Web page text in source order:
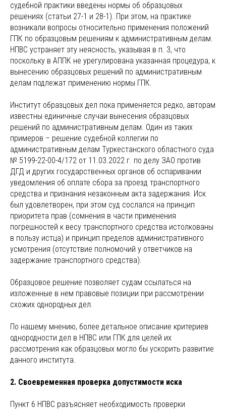
судебной практики введены нормы об образцовых
решениях (статьи 27-1 и 28-1). При этом, на практике
возникали вопросы относительно применения положений
ГПК по образцовым решениям к административным делам.
НПВС устраняет эту неясность, указывая в п. 3, что
поскольку в АППК не урегулирована указанная процедура, к
вынесению образцовых решений по административным
делам подлежат применению нормы ГПК.
Институт образцовых дел пока применяется редко, авторам
известны единичные случаи вынесения образцовых
решений по административным делам. Один из таких
примеров – решение судебной коллегии по
административным делам Туркестанского областного суда
№ 5199-22-00-4/172 от 11.03.2022 г. по делу ЗАО против
ДГД и других государственных органов об оспаривании
уведомления об оплате сбора за проезд транспортного
средства и признания незаконным акта задержания. Иск
был удовлетворен, при этом суд сослался на принцип
приоритета прав (сомнения в части применения
погрешностей к весу транспортного средства истолкованы
в пользу истца) и принцип пределов административного
усмотрения (отсутствие полномочий у ответчиков на
задержание транспортного средства).
Образцовое решение позволяет судам ссылаться на
изложенные в нем правовые позиции при рассмотрении
схожих однородных дел.
По нашему мнению, более детальное описание критериев
однородности дел в НПВС или ГПК для целей их
рассмотрения как образцовых могло бы ускорить развитие
данного института.
2. Своевременная проверка допустимости иска
Пункт 6 НПВС разъясняет необходимость проверки